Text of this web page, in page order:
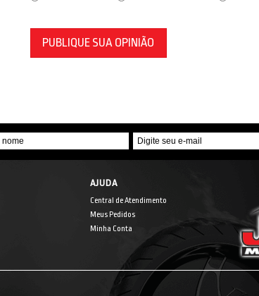
PUBLIQUE SUA OPINIÃO
AJUDA
Central de Atendimento
Meus Pedidos
Minha Conta